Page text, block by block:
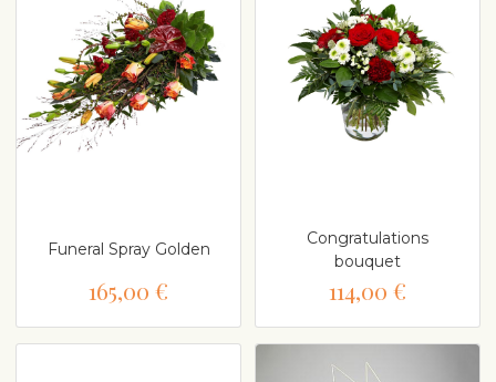
Funeral Spray Golden
165,00 €
Congratulations
bouquet
114,00 €